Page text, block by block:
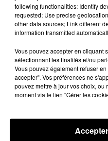
les ambitions d'un...
À quelques semaines de
Stars'Terre, organisée du
LES JEUX
following functionalities: Identify
requested; Use precise
other data sources; Link different
information transmitted
Vous pouvez accepter en cliquant
sélectionnant les finalités et/ou
Vous pouvez également refuser
accepter". Vos préférences ne
pouvez mettre à jour vos choix, ou
moment via le lien "Gérer les